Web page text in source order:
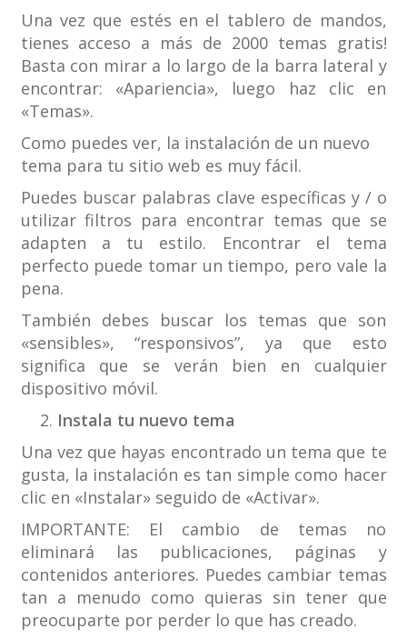
Una vez que estés en el tablero de mandos,
tienes acceso a más de 2000 temas gratis!
Basta con mirar a lo largo de la barra lateral y
encontrar: «Apariencia», luego haz clic en
«Temas».
Como puedes ver, la instalación de un nuevo
tema para tu sitio web es muy fácil.
Puedes buscar palabras clave específicas y / o
utilizar filtros para encontrar temas que se
adapten a tu estilo. Encontrar el tema
perfecto puede tomar un tiempo, pero vale la
pena.
También debes buscar los temas que son
«sensibles», “responsivos”, ya que esto
significa que se verán bien en cualquier
dispositivo móvil.
Instala tu nuevo tema
Una vez que hayas encontrado un tema que te
gusta, la instalación es tan simple como hacer
clic en «Instalar» seguido de «Activar».
IMPORTANTE: El cambio de temas no
eliminará las publicaciones, páginas y
contenidos anteriores. Puedes cambiar temas
tan a menudo como quieras sin tener que
preocuparte por perder lo que has creado.